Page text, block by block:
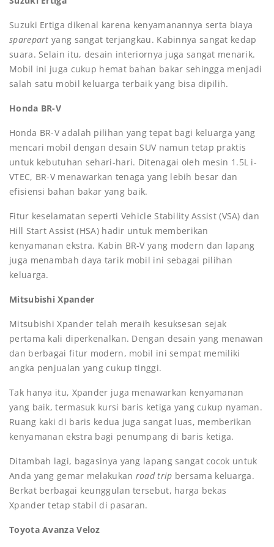
Suzuki Ertiga dikenal karena kenyamanannya serta biaya
sparepart yang sangat terjangkau. Kabinnya sangat kedap
suara. Selain itu, desain interiornya juga sangat menarik.
Mobil ini juga cukup hemat bahan bakar sehingga menjadi
salah satu mobil keluarga terbaik yang bisa dipilih.
Honda BR-V
Honda BR-V adalah pilihan yang tepat bagi keluarga yang
mencari mobil dengan desain SUV namun tetap praktis
untuk kebutuhan sehari-hari. Ditenagai oleh mesin 1.5L i-
VTEC, BR-V menawarkan tenaga yang lebih besar dan
efisiensi bahan bakar yang baik.
Fitur keselamatan seperti Vehicle Stability Assist (VSA) dan
Hill Start Assist (HSA) hadir untuk memberikan
kenyamanan ekstra. Kabin BR-V yang modern dan lapang
juga menambah daya tarik mobil ini sebagai pilihan
keluarga.
Mitsubishi Xpander
Mitsubishi Xpander telah meraih kesuksesan sejak
pertama kali diperkenalkan. Dengan desain yang menawan
dan berbagai fitur modern, mobil ini sempat memiliki
angka penjualan yang cukup tinggi.
Tak hanya itu, Xpander juga menawarkan kenyamanan
yang baik, termasuk kursi baris ketiga yang cukup nyaman.
Ruang kaki di baris kedua juga sangat luas, memberikan
kenyamanan ekstra bagi penumpang di baris ketiga.
Ditambah lagi, bagasinya yang lapang sangat cocok untuk
Anda yang gemar melakukan road trip bersama keluarga.
Berkat berbagai keunggulan tersebut, harga bekas
Xpander tetap stabil di pasaran.
Toyota Avanza Veloz